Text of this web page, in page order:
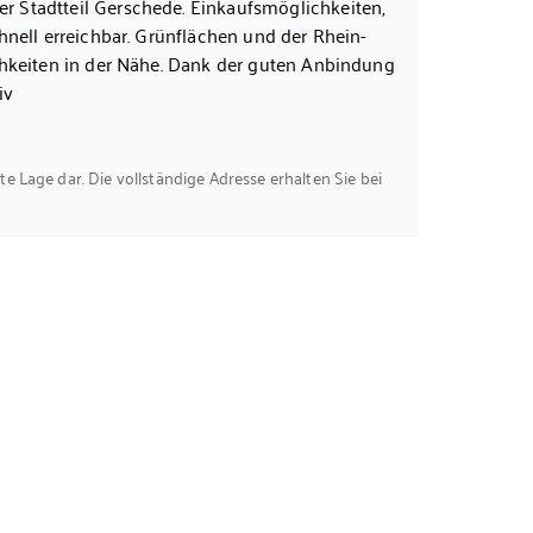
sind Heizkörper
notariell abgeschlossene Kaufvertrag.
erreichbar. Grünflächen und der Rhein-
in der Nähe. Dank der guten Anbindung
dar. Die vollständige Adresse erhalten Sie bei